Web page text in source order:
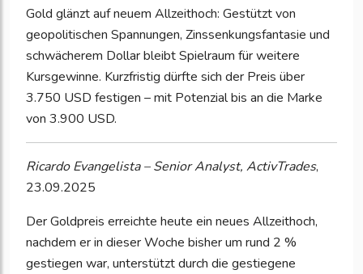
Gold glänzt auf neuem Allzeithoch: Gestützt von
geopolitischen Spannungen, Zinssenkungsfantasie und
schwächerem Dollar bleibt Spielraum für weitere
Kursgewinne. Kurzfristig dürfte sich der Preis über
3.750 USD festigen – mit Potenzial bis an die Marke
von 3.900 USD.
Ricardo Evangelista – Senior Analyst, ActivTrades,
23.09.2025
Der Goldpreis erreichte heute ein neues Allzeithoch,
nachdem er in dieser Woche bisher um rund 2 %
gestiegen war, unterstützt durch die gestiegene